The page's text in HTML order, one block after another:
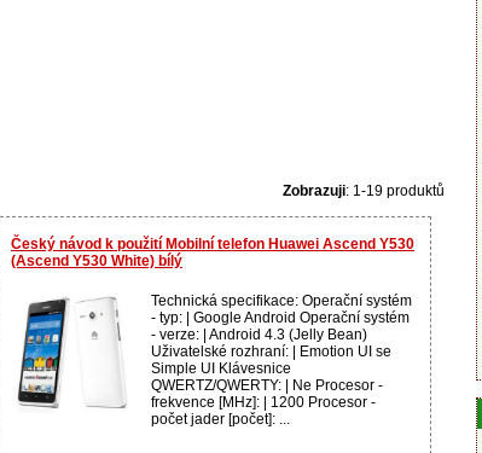
Zobrazuji: 1-19 produktů
Český návod k použití Mobilní telefon Huawei Ascend Y530
(Ascend Y530 White) bílý
Technická specifikace: Operační systém
- typ: | Google Android Operační systém
- verze: | Android 4.3 (Jelly Bean)
Uživatelské rozhraní: | Emotion UI se
Simple UI Klávesnice
QWERTZ/QWERTY: | Ne Procesor -
frekvence [MHz]: | 1200 Procesor -
počet jader [počet]: ...